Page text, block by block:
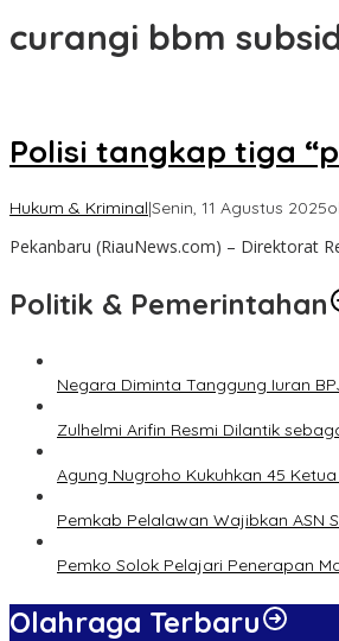
curangi bbm
Polisi tangkap tiga
Hukum & Kriminal|Senin, 11 Agustus 2025
Pekanbaru (RiauNews.com) – Direktorat
Politik & Pemerintahan
Negara Diminta Tanggung Iuran
Zulhelmi Arifin Resmi Dilantik
Agung Nugroho Kukuhkan 45
Pemkab Pelalawan Wajibkan ASN
Pemko Solok Pelajari Penerapan
Olahraga Terbaru